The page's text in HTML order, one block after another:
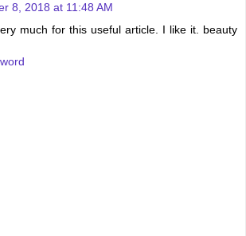
8, 2018 at 11:48 AM
much for this useful article. I like it. beauty